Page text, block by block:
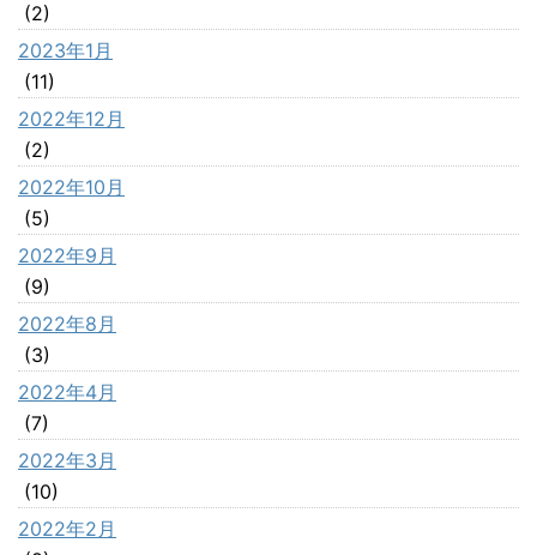
(2)
2023年1月
(11)
2022年12月
(2)
2022年10月
(5)
2022年9月
(9)
2022年8月
(3)
2022年4月
(7)
2022年3月
(10)
2022年2月